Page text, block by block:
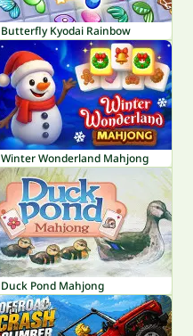
Butterfly Kyodai Rainbow
Winter Wonderland Mahjong
Duck Pond Mahjong